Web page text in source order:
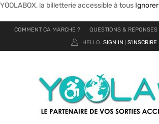
YOOLABOX, la billetterie accessible à tous Ignorer
COMMENT CA MARCHE ? QUESTIONS & REPONSES
HELLO. SIGN IN S'INSCRIRE